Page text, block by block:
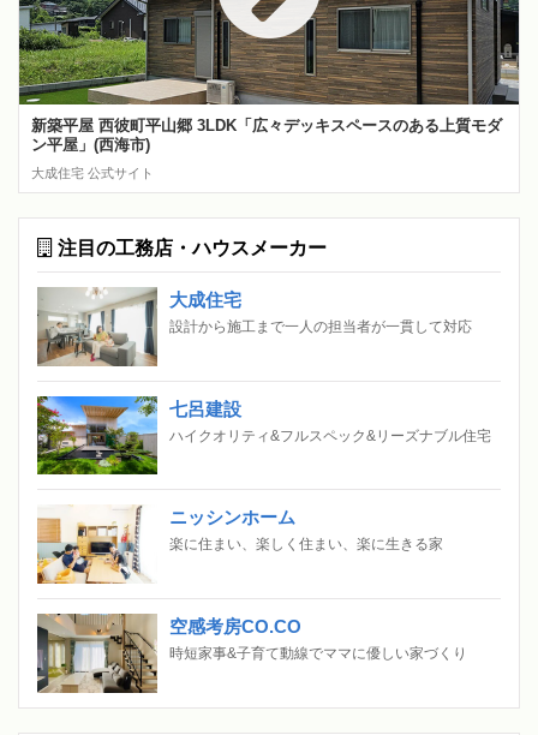
新築平屋 西彼町平山郷 3LDK「広々デッキスペースのある上質モダ
ン平屋」(西海市)
大成住宅 公式サイト
注目の工務店・ハウスメーカー
大成住宅
設計から施工まで一人の担当者が一貫して対応
七呂建設
ハイクオリティ&フルスペック&リーズナブル住宅
ニッシンホーム
楽に住まい、楽しく住まい、楽に生きる家
空感考房CO.CO
時短家事&子育て動線でママに優しい家づくり